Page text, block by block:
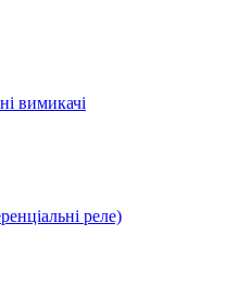
вимикачі
реле)